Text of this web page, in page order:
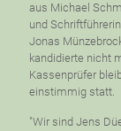
aus Michael
und
Jonas
kandidierte nicht
Kassenprüfer
einstimmig statt.
"Wir sind Jens